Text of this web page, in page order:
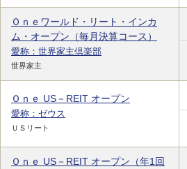
Ｏｎｅワールド・リート・インカ
ム・オープン（毎月決算コース）
愛称：世界家主倶楽部
世界家主
Ｏｎｅ US－REIT オープン
愛称：ゼウス
ＵＳリート
Ｏｎｅ US－REIT オープン（年1回